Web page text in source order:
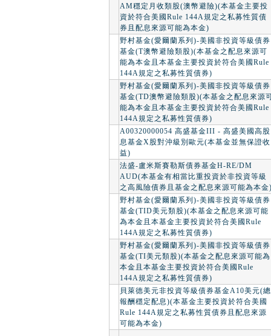
AM穩定月收類股(澳幣避險)(本基金主要投
資於符合美國Rule 144A規定之私募性質債
券且配息來源可能為本金)
野村基金(愛爾蘭系列)-美國非投資等級債券
基金(T澳幣避險類股)(本基金之配息來源可
能為本金且本基金主要投資於符合美國Rule
144A規定之私募性質債券)
野村基金(愛爾蘭系列)-美國非投資等級債券
基金(TD澳幣避險類股)(本基金之配息來源
能為本金且本基金主要投資於符合美國Rule
144A規定之私募性質債券)
A00320000054 高盛基金III - 高盛美國高股
息基金X股對沖級別歐元(本基金並無保證收
益)
法盛-盧米斯賽勒斯債券基金H-RE/DM
AUD(本基金有相當比重投資於非投資等級
之高風險債券且基金之配息來源可能為本金
野村基金(愛爾蘭系列)-美國非投資等級債券
基金(TID美元類股)(本基金之配息來源可能
為本金且本基金主要投資於符合美國Rule
144A規定之私募性質債券)
野村基金(愛爾蘭系列)-美國非投資等級債券
基金(TI美元類股)(本基金之配息來源可能為
本金且本基金主要投資於符合美國Rule
144A規定之私募性質債券)
貝萊德美元非投資等級債券基金A10美元(總
報酬穩定配息)(本基金主要投資於符合美國
Rule 144A規定之私募性質債券且配息來源
可能為本金)